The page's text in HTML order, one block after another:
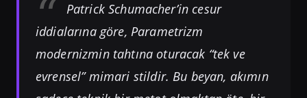
Patrick Schumacher’in cesur
iddialarına göre, Parametrizm
modernizmin tahtına oturacak “tek ve
evrensel” mimari stildir. Bu beyan, akımın